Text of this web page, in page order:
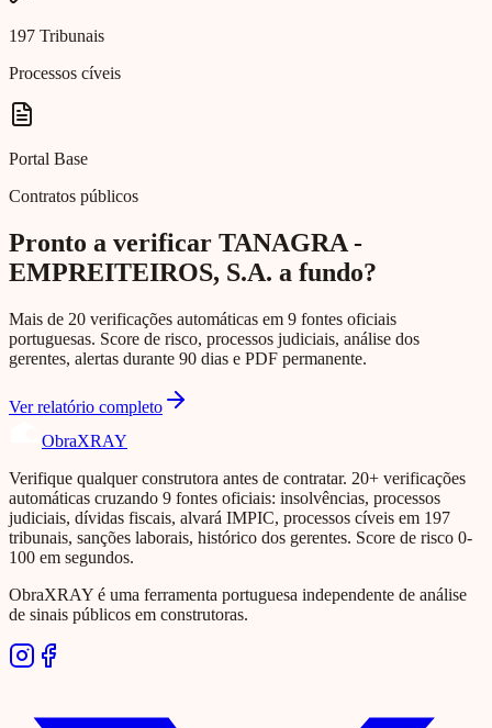
197 Tribunais
Processos cíveis
Portal Base
Contratos públicos
Pronto a verificar TANAGRA -
EMPREITEIROS, S.A. a fundo?
Mais de 20 verificações automáticas em 9 fontes oficiais
portuguesas. Score de risco, processos judiciais, análise dos
gerentes, alertas durante 90 dias e PDF permanente.
Ver relatório completo
ObraXRAY
Verifique qualquer construtora antes de contratar. 20+ verificações
automáticas cruzando 9 fontes oficiais: insolvências, processos
judiciais, dívidas fiscais, alvará IMPIC, processos cíveis em 197
tribunais, sanções laborais, histórico dos gerentes. Score de risco 0-
100 em segundos.
ObraXRAY é uma ferramenta portuguesa independente de análise
de sinais públicos em construtoras.